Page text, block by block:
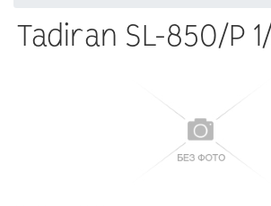
Tadiran SL-850/P